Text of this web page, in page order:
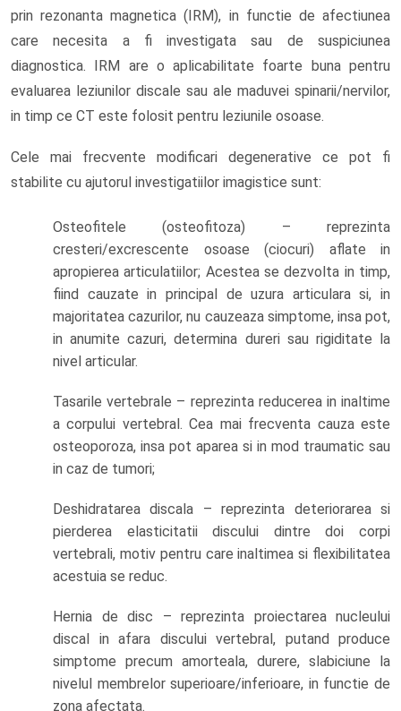
prin rezonanta magnetica (IRM), in functie de afectiunea
care necesita a fi investigata sau de suspiciunea
diagnostica. IRM are o aplicabilitate foarte buna pentru
evaluarea leziunilor discale sau ale maduvei spinarii/nervilor,
in timp ce CT este folosit pentru leziunile osoase.
Cele mai frecvente modificari degenerative ce pot fi
stabilite cu ajutorul investigatiilor imagistice sunt:
Osteofitele (osteofitoza) – reprezinta
cresteri/excrescente osoase (ciocuri) aflate in
apropierea articulatiilor; Acestea se dezvolta in timp,
fiind cauzate in principal de uzura articulara si, in
majoritatea cazurilor, nu cauzeaza simptome, insa pot,
in anumite cazuri, determina dureri sau rigiditate la
nivel articular.
Tasarile vertebrale – reprezinta reducerea in inaltime
a corpului vertebral. Cea mai frecventa cauza este
osteoporoza, insa pot aparea si in mod traumatic sau
in caz de tumori;
Deshidratarea discala – reprezinta deteriorarea si
pierderea elasticitatii discului dintre doi corpi
vertebrali, motiv pentru care inaltimea si flexibilitatea
acestuia se reduc.
Hernia de disc – reprezinta proiectarea nucleului
discal in afara discului vertebral, putand produce
simptome precum amorteala, durere, slabiciune la
nivelul membrelor superioare/inferioare, in functie de
zona afectata.